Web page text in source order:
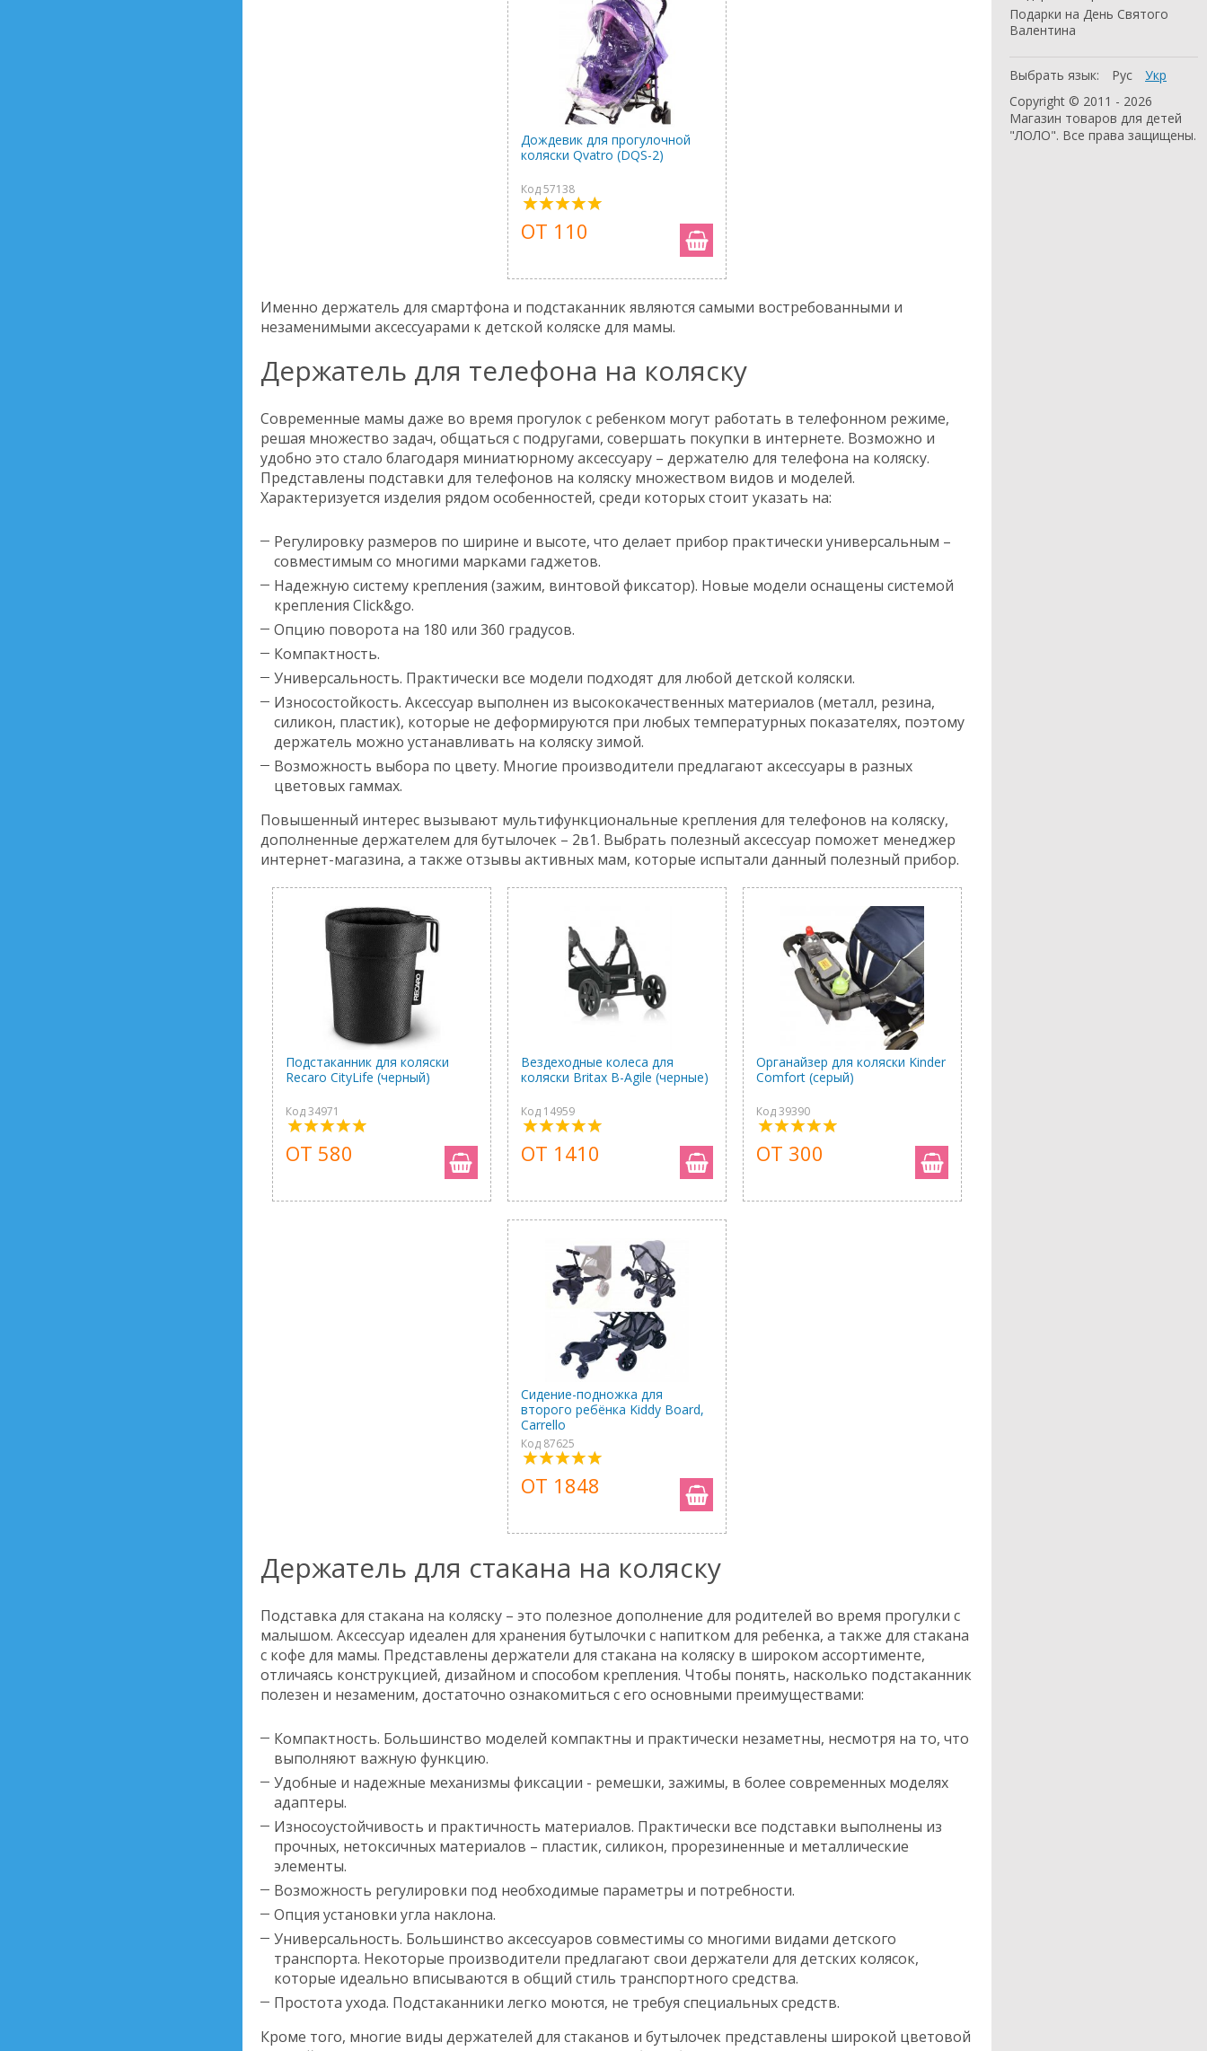
Дождевик для прогулочной
коляски Qvatro (DQS-2)
Код 57138
ОТ 110
Именно держатель для смартфона и подстаканник являются самыми востребованными и
незаменимыми аксессуарами к детской коляске для мамы.
Держатель для телефона на коляску
Современные мамы даже во время прогулок с ребенком могут работать в телефонном режиме,
решая множество задач, общаться с подругами, совершать покупки в интернете. Возможно и
удобно это стало благодаря миниатюрному аксессуару – держателю для телефона на коляску.
Представлены подставки для телефонов на коляску множеством видов и моделей.
Характеризуется изделия рядом особенностей, среди которых стоит указать на:
Регулировку размеров по ширине и высоте, что делает прибор практически универсальным –
совместимым со многими марками гаджетов.
Надежную систему крепления (зажим, винтовой фиксатор). Новые модели оснащены системой
крепления Click&go.
Опцию поворота на 180 или 360 градусов.
Компактность.
Универсальность. Практически все модели подходят для любой детской коляски.
Износостойкость. Аксессуар выполнен из высококачественных материалов (металл, резина,
силикон, пластик), которые не деформируются при любых температурных показателях, поэтому
держатель можно устанавливать на коляску зимой.
Возможность выбора по цвету. Многие производители предлагают аксессуары в разных
цветовых гаммах.
Повышенный интерес вызывают мультифункциональные крепления для телефонов на коляску,
дополненные держателем для бутылочек – 2в1. Выбрать полезный аксессуар поможет менеджер
интернет-магазина, а также отзывы активных мам, которые испытали данный полезный прибор.
Подстаканник для коляски
Recaro CityLife (черный)
Код 34971
ОТ 580
Вездеходные колеса для
коляски Britax B-Agile (черные)
Код 14959
ОТ 1410
Органайзер для коляски Kinder
Comfort (серый)
Код 39390
ОТ 300
Сидение-подножка для
второго ребёнка Kiddy Board,
Carrello
Код 87625
ОТ 1848
Держатель для стакана на коляску
Подставка для стакана на коляску – это полезное дополнение для родителей во время прогулки с
малышом. Аксессуар идеален для хранения бутылочки с напитком для ребенка, а также для стакана
с кофе для мамы. Представлены держатели для стакана на коляску в широком ассортименте,
отличаясь конструкцией, дизайном и способом крепления. Чтобы понять, насколько подстаканник
полезен и незаменим, достаточно ознакомиться с его основными преимуществами:
Компактность. Большинство моделей компактны и практически незаметны, несмотря на то, что
выполняют важную функцию.
Удобные и надежные механизмы фиксации - ремешки, зажимы, в более современных моделях
адаптеры.
Износоустойчивость и практичность материалов. Практически все подставки выполнены из
прочных, нетоксичных материалов – пластик, силикон, прорезиненные и металлические
элементы.
Возможность регулировки под необходимые параметры и потребности.
Опция установки угла наклона.
Универсальность. Большинство аксессуаров совместимы со многими видами детского
транспорта. Некоторые производители предлагают свои держатели для детских колясок,
которые идеально вписываются в общий стиль транспортного средства.
Простота ухода. Подстаканники легко моются, не требуя специальных средств.
Кроме того, многие виды держателей для стаканов и бутылочек представлены широкой цветовой
Подарки на День Святого
Валентина
Выбрать язык: Рус
Укр
Copyright © 2011 - 2026
Магазин товаров для детей
"ЛОЛО". Все права защищены.